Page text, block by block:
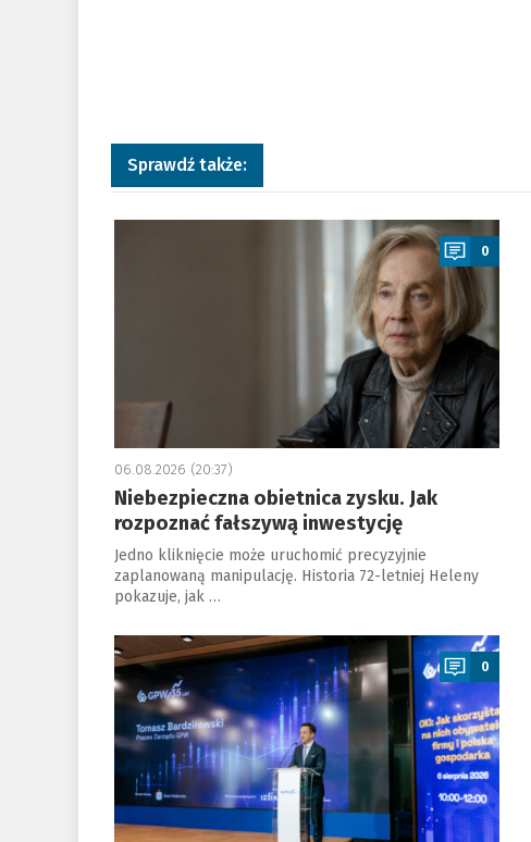
Sprawdź także:
a
0
06.08.2026 (20:37)
Niebezpieczna obietnica zysku. Jak
rozpoznać fałszywą inwestycję
Jedno kliknięcie może uruchomić precyzyjnie
zaplanowaną manipulację. Historia 72-letniej Heleny
pokazuje, jak …
a
0